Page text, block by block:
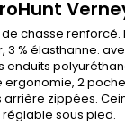
chasse renforcé.
3 % élasthanne.
enduits
ergonomie, 2
arrière zippées.
réglable sous pied.